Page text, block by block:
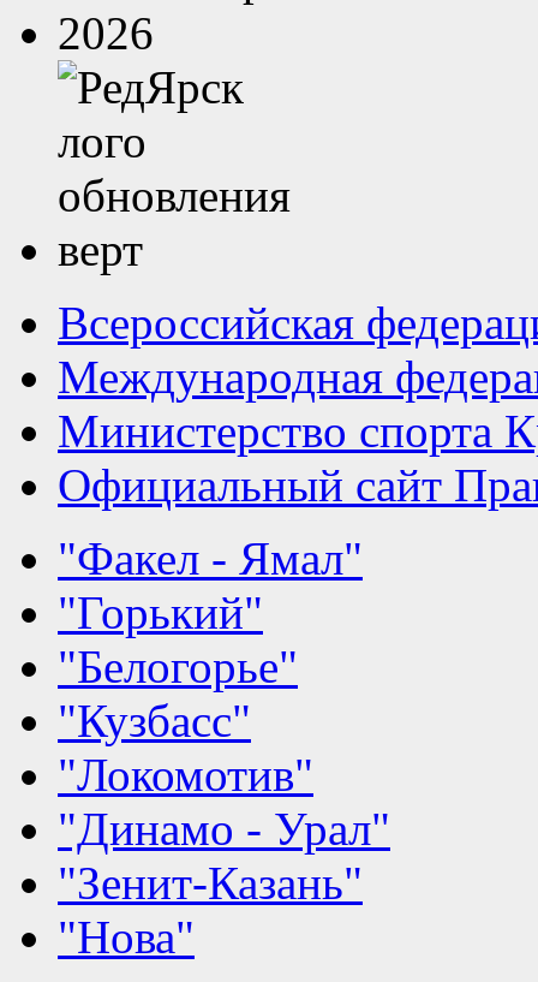
Всероссийская
Международная
Министерство спорта
Официальный сайт
"Факел - Ямал"
"Горький"
"Белогорье"
"Кузбасс"
"Локомотив"
"Динамо - Урал"
"Зенит-Казань"
"Нова"